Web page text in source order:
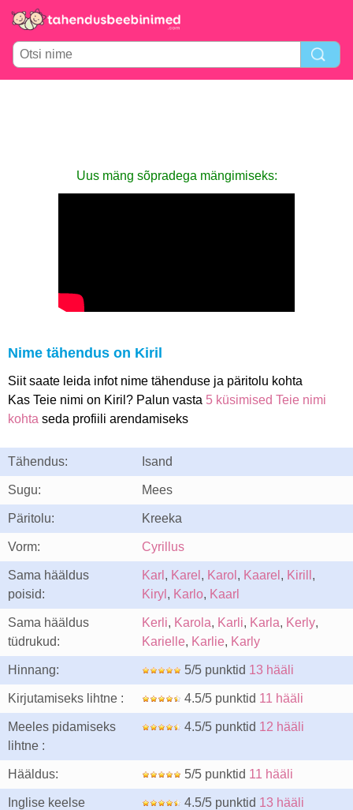
Uus mäng sõpradega mängimiseks:
Nime tähendus on Kiril
Siit saate leida infot nime tähenduse ja päritolu kohta
Kas Teie nimi on Kiril? Palun vasta 5 küsimised Teie nimi
kohta seda profiili arendamiseks
Tähendus: Isand
Sugu: Mees
Päritolu: Kreeka
Vorm: Cyrillus
Sama hääldus
poisid:
Karl , Karel , Karol , Kaarel , Kirill ,
Kiryl , Karlo, Kaarl
Sama hääldus
tüdrukud:
Kerli, Karola, Karli, Karla, Kerly,
Karielle, Karlie, Karly
Hinnang: 5/5 punktid 13 hääli
Kirjutamiseks lihtne : 4.5/5 punktid 11 hääli
Meeles pidamiseks
lihtne :
4.5/5 punktid 12 hääli
Hääldus: 5/5 punktid 11 hääli
Inglise keelse
4.5/5 punktid 13 hääli